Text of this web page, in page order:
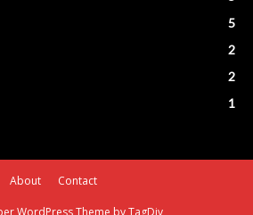
5
2
2
1
About Contact